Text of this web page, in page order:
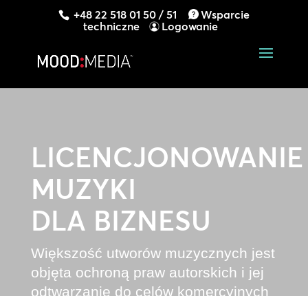
+48 22 518 01 50 / 51
Wsparcie
techniczne
Logowanie
LICENCJONOWANIE
MUZYKI
DLA BIZNESU
Większość utworów muzycznych jest
objęta ochroną praw autorskich i jej
odtwarzanie do celów komercyjnych